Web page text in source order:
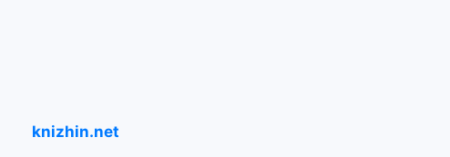
knizhin.net